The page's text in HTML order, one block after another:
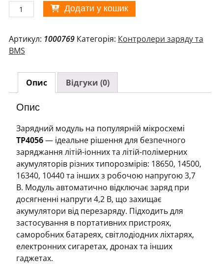
Модуль
заряду
Ion
акумулятора
TP4056
5V/1A
MicroUSB,
без
захисту)
кількість
Додати у кошик
Артикул: 1000769 Категорія: Контролери заряду та
BMS
Опис Відгуки (0)
Опис
Зарядний модуль на популярній мікросхемі
TP4056— ідеальне рішення для безпечного
заряджання літій-іонних та літій-полімерних
акумуляторів різних типорозмірів: 18650, 14500,
16340, 10440 та інших з робочою напругою 3,7
В. Модуль автоматично відключає заряд при
досягненні напруги 4,2 В, що захищає
акумулятори від перезаряду. Підходить для
застосування в портативних пристроях,
саморобних батареях, світлодіодних ліхтарях,
електронних сигаретах, дронах та інших
гаджетах.